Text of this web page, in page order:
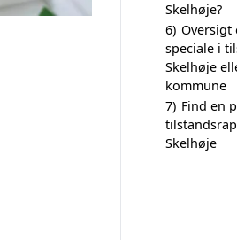
Skelhøje?
6) Oversigt
speciale i
Skelhøje
kommune
7) Find en
Skelhøje